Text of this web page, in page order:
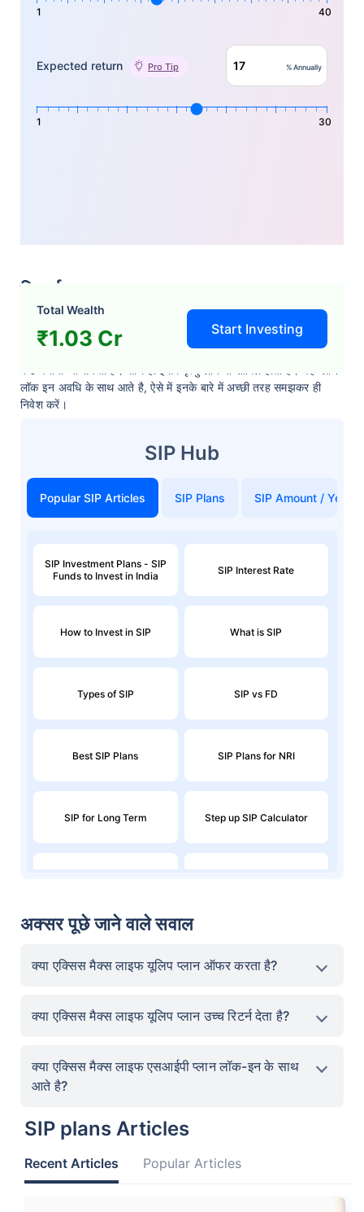
1 40
Expected return Pro Tip % Annually
1 30
Total Wealth
₹1.03 Cr Start Investing
निष्कर्ष
एक्सिस मैक्स लाइफ एसआईपी प्लान निवेशकों को निवेश और बीमा का दोगुना लाभ
प्रदान करता है। इस वजह से बहुत से लोग इसमें निवेश करना पसंद करते है।
एक्सिस मैक्स लाइफ एसआईपी प्लान में नियमित निवेश करके लंबी अवधि में बड़ा
लॉक इन अवधि के साथ आते है, ऐसे में इनके बारे में अच्छी तरह समझकर ही
निवेश करें।
SIP Hub
Popular SIP Articles SIP Plans SIP Amount / Years
SIP Investment Plans - SIP
Funds to Invest in India
SIP Interest Rate
How to Invest in SIP What is SIP
Types of SIP SIP vs FD
Best SIP Plans SIP Plans for NRI
SIP for Long Term Step up SIP Calculator
Systematic Withdrawal Plan
SIP vs SWP vs STP Best SIP Plan for 5 Years
What is NAV in Mutual
Funds?
अक्सर पूछे जाने वाले सवाल
क्या एक्सिस मैक्स लाइफ यूलिप प्लान ऑफर करता है?
क्या एक्सिस मैक्स लाइफ यूलिप प्लान उच्च रिटर्न देता है?
क्या एक्सिस मैक्स लाइफ एसआईपी प्लान लॉक-इन के साथ
आते है?
SIP plans Articles
Recent Articles Popular Articles